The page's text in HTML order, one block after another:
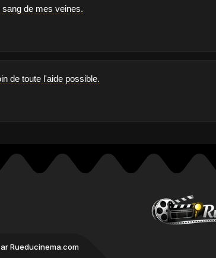
sang de mes veines.
de toute l'aide possible.
Rueducinema.com